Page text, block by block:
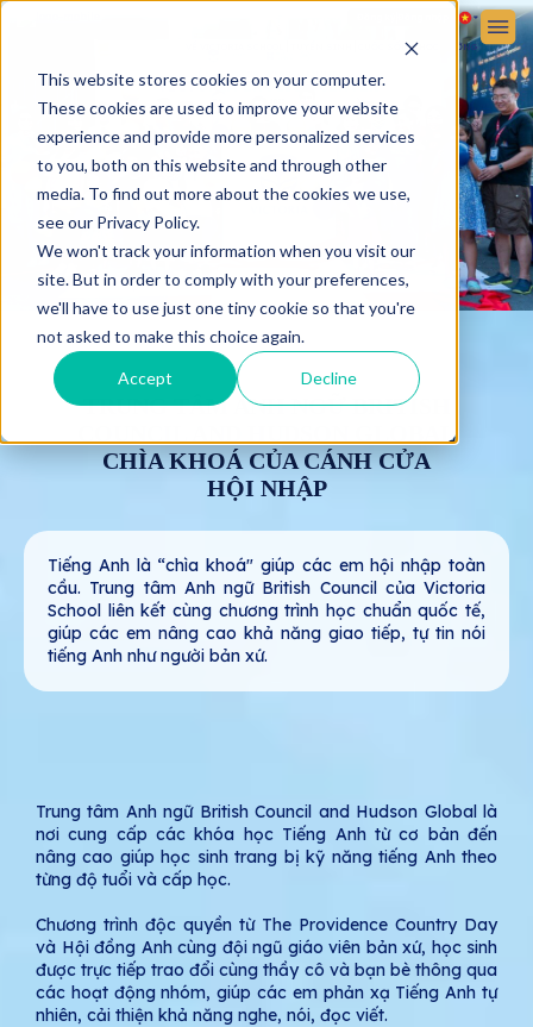
This website stores cookies on your computer.
These cookies are used to improve your website
experience and provide more personalized services
to you, both on this website and through other
media. To find out more about the cookies we use,
see our Privacy Policy.
We won't track your information when you visit our
site. But in order to comply with your preferences,
we'll have to use just one tiny cookie so that you're
not asked to make this choice again.
Accept Decline
CUỘC SỐNG HỌC ĐƯỜNG
TRUNG TÂM ANH NGỮ BRITISH
COUNCIL AND HUDSON GLOBAL
CHÌA KHOÁ CỦA CÁNH CỬA
HỘI NHẬP
Tiếng Anh là “chìa khoá" giúp các em hội nhập toàn
cầu. Trung tâm Anh ngữ British Council của Victoria
School liên kết cùng chương trình học chuẩn quốc tế,
giúp các em nâng cao khả năng giao tiếp, tự tin nói
tiếng Anh như người bản xứ.
Trung tâm Anh ngữ British Council and Hudson Global là
nơi cung cấp các khóa học Tiếng Anh từ cơ bản đến
nâng cao giúp học sinh trang bị kỹ năng tiếng Anh theo
từng độ tuổi và cấp học.
Chương trình độc quyền từ The Providence Country Day
và Hội đồng Anh cùng đội ngũ giáo viên bản xứ, học sinh
được trực tiếp trao đổi cùng thầy cô và bạn bè thông qua
các hoạt động nhóm, giúp các em phản xạ Tiếng Anh tự
nhiên, cải thiện khả năng nghe, nói, đọc viết.